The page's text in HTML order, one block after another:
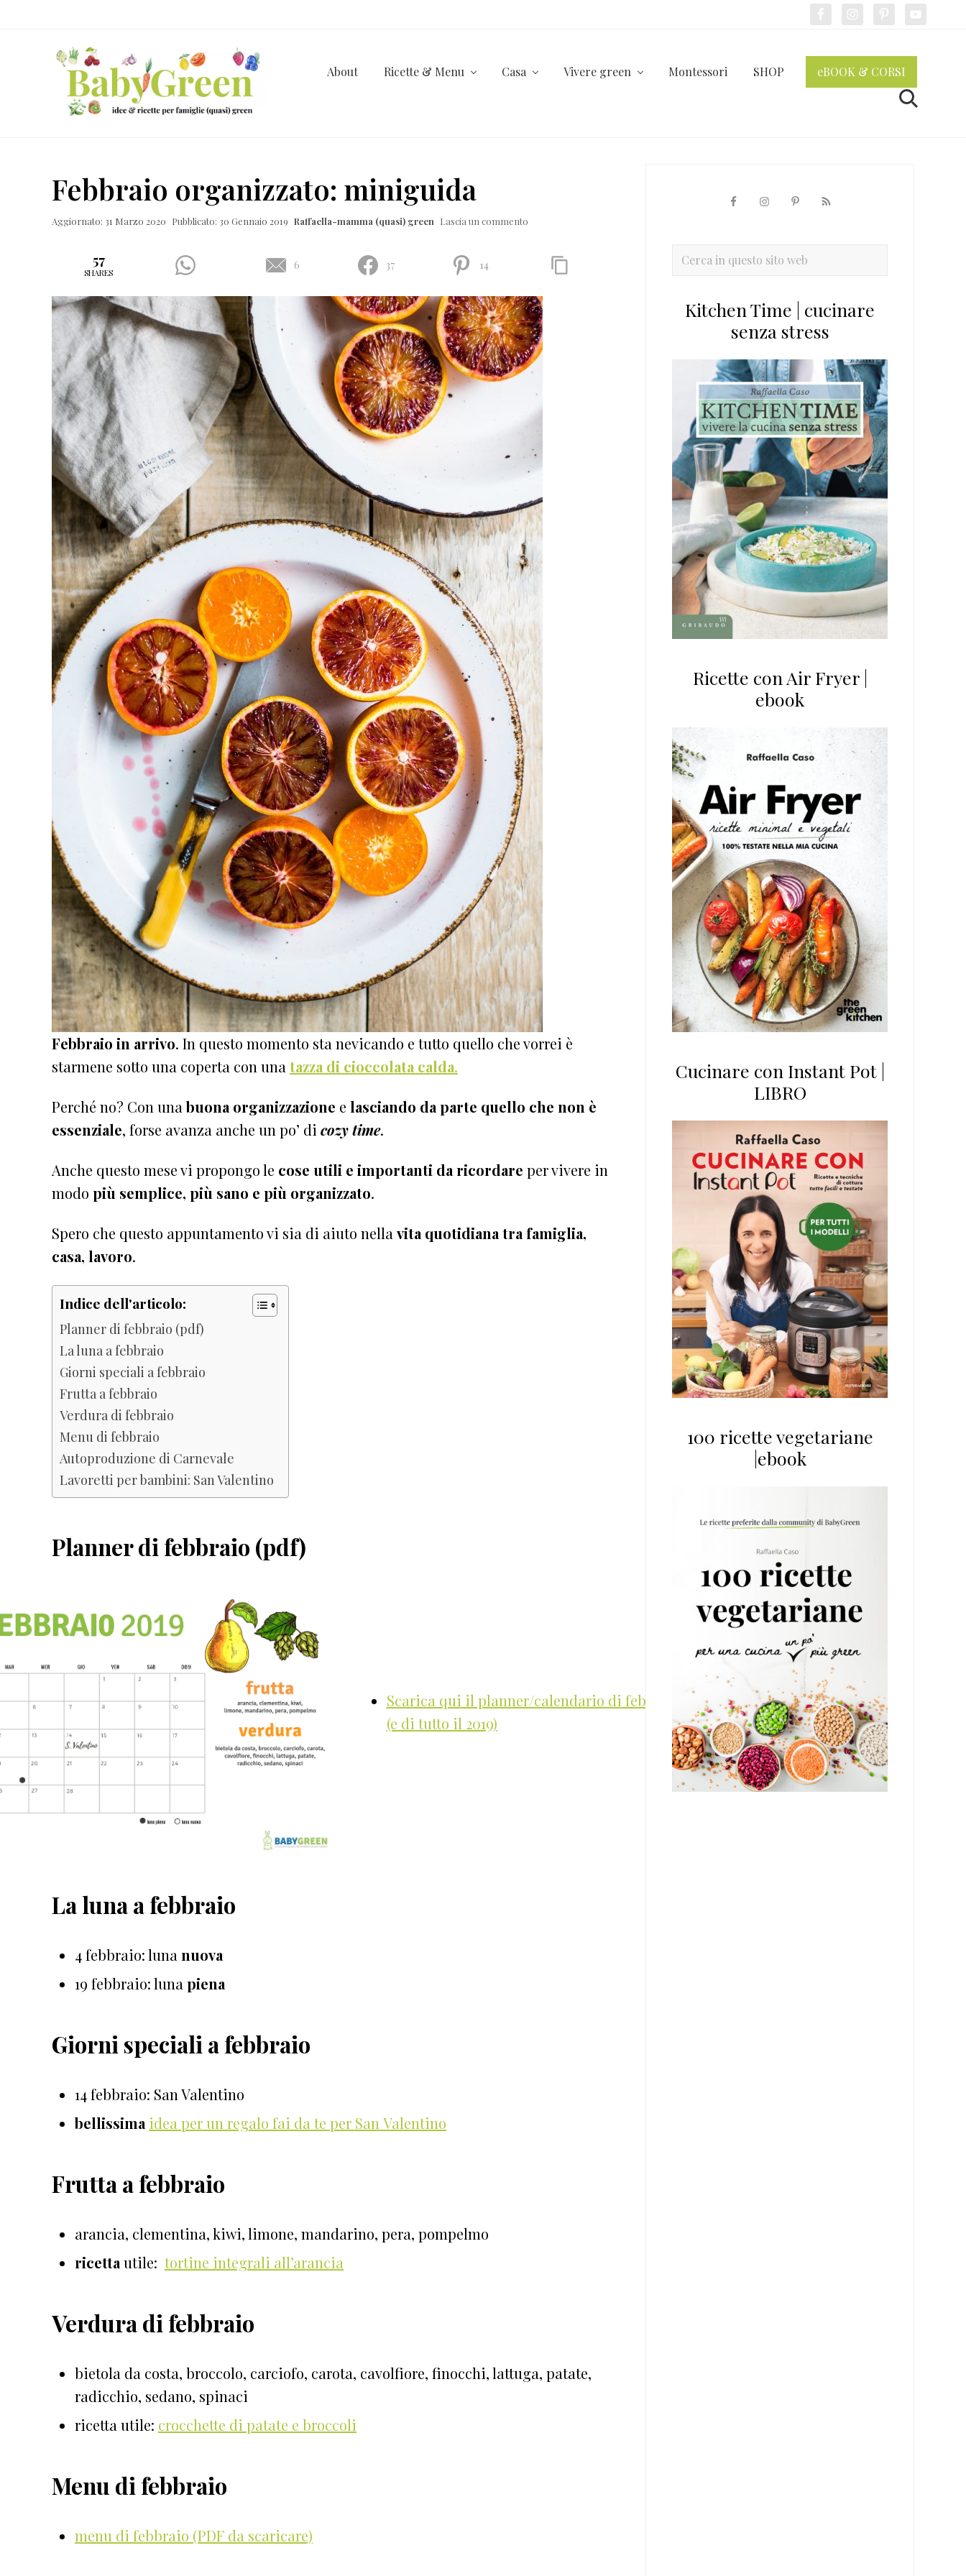
ricette
per
About Ricette & Menu Casa Vivere green Montessori SHOP eBOOK & CORSI
Cerca
Febbraio organizzato: miniguida
Aggiornato: 31 Marzo 2020 Pubblicato: 30 Gennaio 2019 Raffaella-mamma (quasi) green Lascia un commento
57
SHARES
6 37 14
Febbraio in arrivo. In questo momento sta nevicando e tutto quello che vorrei è
starmene sotto una coperta con una tazza di cioccolata calda.
Perché no? Con unabuona organizzazione e lasciando da parte quello che non è
essenziale, forse avanza anche un po’ di cozy time.
Anche questo mese vi propongo le cose utili e importanti da ricordare per vivere in
modo più semplice, più sano e più organizzato.
Spero che questo appuntamento vi sia di aiuto nella vita quotidiana tra famiglia,
casa, lavoro.
Indice dell'articolo:
Planner di febbraio (pdf)
La luna a febbraio
Giorni speciali a febbraio
Frutta a febbraio
Verdura di febbraio
Menu di febbraio
Autoproduzione di Carnevale
Lavoretti per bambini: San Valentino
Planner di febbraio (pdf)
Scarica qui il planner/calendario di febbraio
(e di tutto il 2019)
La luna a febbraio
4 febbraio: luna nuova
19 febbraio: luna piena
Giorni speciali a febbraio
14 febbraio: San Valentino
bellissima idea per un regalo fai da te per San Valentino
Frutta a febbraio
arancia, clementina, kiwi, limone, mandarino, pera, pompelmo
ricetta utile: tortine integrali all’arancia
Verdura di febbraio
bietola da costa, broccolo, carciofo, carota, cavolfiore, finocchi, lattuga, patate,
radicchio, sedano, spinaci
ricetta utile: crocchette di patate e broccoli
Menu di febbraio
menu di febbraio (PDF da scaricare)
primaria
Cerca
sitoKitchen Time | cucinare
senza stress
Ricette con Air Fryer |
ebook
Cucinare con Instant Pot |
LIBRO
100 ricette vegetariane
|ebook